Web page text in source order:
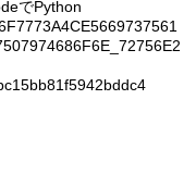
でPython